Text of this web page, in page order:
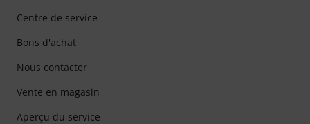
Centre de service
Bons d'achat
Nous contacter
Vente en magasin
Aperçu du service